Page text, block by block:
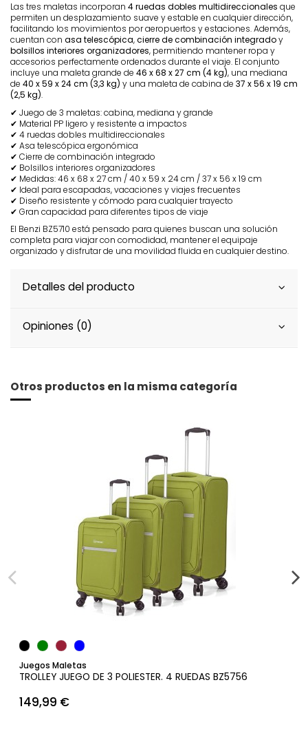
Las tres maletas incorporan 4 ruedas dobles multidireccionales que
permiten un desplazamiento suave y estable en cualquier dirección,
facilitando los movimientos por aeropuertos y estaciones. Además,
cuentan con asa telescópica,cierre de combinación integradoy
bolsillos interiores organizadores, permitiendo mantener ropa y
accesorios perfectamente ordenados durante el viaje. El conjunto
incluye una maleta grande de 46 x 68 x 27 cm (4 kg), una mediana
de 40 x 59 x 24 cm (3,3 kg) y una maleta de cabina de 37 x 56 x 19 cm
(2,5 kg).
✔ Juego de 3 maletas: cabina, mediana y grande
✔ Material PP ligero y resistente a impactos
✔ 4 ruedas dobles multidireccionales
✔ Asa telescópica ergonómica
✔ Cierre de combinación integrado
✔ Bolsillos interiores organizadores
✔ Medidas: 46 x 68 x 27 cm / 40 x 59 x 24 cm / 37 x 56 x 19 cm
✔ Ideal para escapadas, vacaciones y viajes frecuentes
✔ Diseño resistente y cómodo para cualquier trayecto
✔ Gran capacidad para diferentes tipos de viaje
El Benzi BZ5710 está pensado para quienes buscan una solución
completa para viajar con comodidad, mantener el equipaje
organizado y disfrutar de una movilidad fluida en cualquier destino.
Detalles del producto
Opiniones (0)
Otros productos en la misma categoría
Juegos Maletas
TROLLEY JUEGO DE 3 POLIESTER. 4 RUEDAS BZ5756
149,99 €
Añadir al carrito